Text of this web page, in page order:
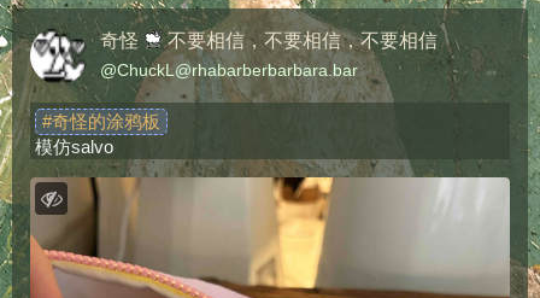
奇怪 不要相信，不要相信，不要相信
@ChuckL@rhabarberbarbara.bar
#奇怪的涂鸦板
模仿salvo